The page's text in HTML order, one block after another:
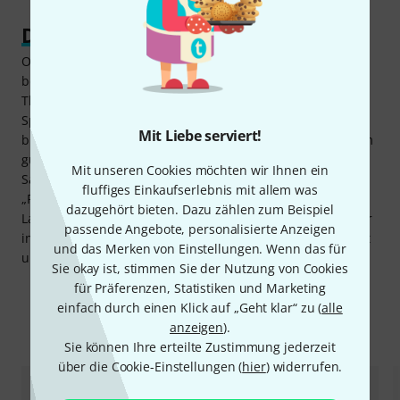
Mit Liebe serviert!
Mit unseren Cookies möchten wir Ihnen ein
fluffiges Einkaufserlebnis mit allem was
dazugehört bieten. Dazu zählen zum Beispiel
passende Angebote, personalisierte Anzeigen
und das Merken von Einstellungen. Wenn das für
Sie okay ist, stimmen Sie der Nutzung von Cookies
für Präferenzen, Statistiken und Marketing
einfach durch einen Klick auf „Geht klar“ zu (alle
anzeigen).
Sie können Ihre erteilte Zustimmung jederzeit
über die Cookie-Einstellungen (hier) widerrufen.
Die Gitarrenlaute für alle Fälle
Ob beim Üben zu Hause, unterwegs im Hotelzimmer oder
bei Proben und Auftritten mit dem Akustik-Ensemble: Die
Thomann Lute Guitar erweist sich als zuverlässiger
Spielpartner an unterschiedlichen Orten. Ihr
birnenförmiger Korpus erzeugt einen lauten Ton mit einem
guten Schuss Sustain. Durch die Gitarrenstimmung der
Saiten fällt Gitarristen der Umstieg bzw. das
„Reinschnuppern“ in den charismatischen Klang einer
Laute nicht schwer. Geliefert wird die Thomann Lute Guitar
in einer gepolsterten Tasche, in der sie sicher transportiert
und gelagert werden kann.
Zubehör & passende Artikel